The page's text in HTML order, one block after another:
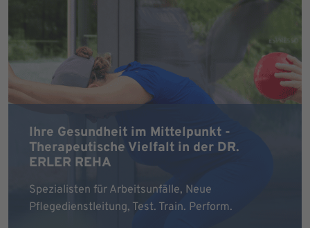
Ihre Gesundheit im Mittelpunkt -
Therapeutische Vielfalt in der DR.
ERLER REHA
Spezialisten für Arbeitsunfälle, Neue
Pflegedienstleitung, Test. Train. Perform.